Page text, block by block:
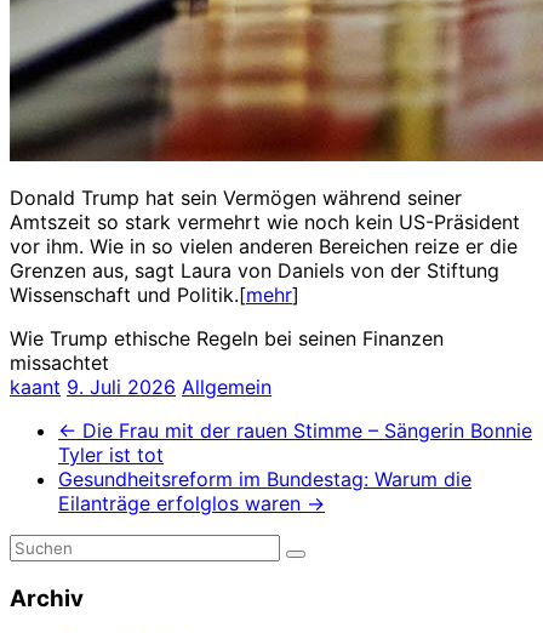
Donald Trump hat sein Vermögen während seiner
Amtszeit so stark vermehrt wie noch kein US-Präsident
vor ihm. Wie in so vielen anderen Bereichen reize er die
Grenzen aus, sagt Laura von Daniels von der Stiftung
Wissenschaft und Politik.[mehr]
Wie Trump ethische Regeln bei seinen Finanzen
missachtet
kaant 9. Juli 2026 Allgemein
← Die Frau mit der rauen Stimme – Sängerin Bonnie
Tyler ist tot
Gesundheitsreform im Bundestag: Warum die
Eilanträge erfolglos waren →
Archiv